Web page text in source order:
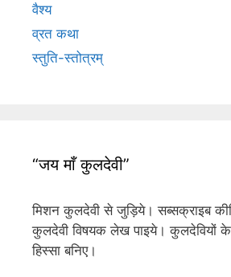
वैश्य
व्रत कथा
स्तुति-स्तोत्रम्
“जय माँ कुलदेवी”
मिशन कुलदेवी से जुड़िये। सब्सक्राइब
कुलदेवी विषयक लेख पाइये। कुलदेवियों
हिस्सा बनिए।